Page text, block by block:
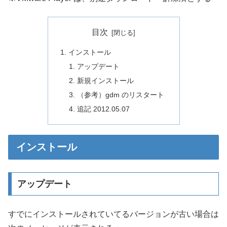
目次
インストール
アップデート
新規インストール
（参考）gdm のリスタート
追記 2012.05.07
インストール
アップデート
すでにインストールされていてるバージョンが古い場合は